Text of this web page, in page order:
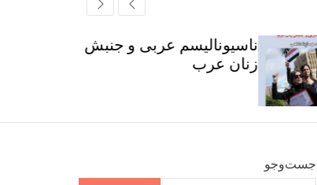
c
e
r
c
ناسیونالیسم عربی و جنبش
زنان عرب
جست‌وجو